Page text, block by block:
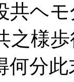
ヘモ
様
分此